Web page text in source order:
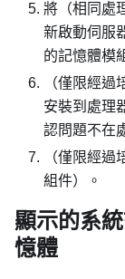
將（相同處
新啟動伺服
的記憶體模
（僅限經
安裝到處理
認問題不在
（僅限經
組件）。
顯示的系
憶體